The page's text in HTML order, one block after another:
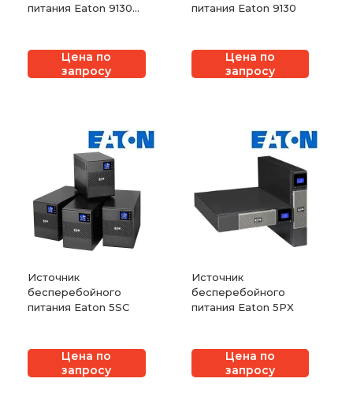
питания Eaton 9130
Цена по
запросу
питания Eaton 9130
Цена по
запросу
Источник
бесперебойного
питания Eaton 5SC
Цена по
запросу
Источник
бесперебойного
питания Eaton 5PX
Цена по
запросу